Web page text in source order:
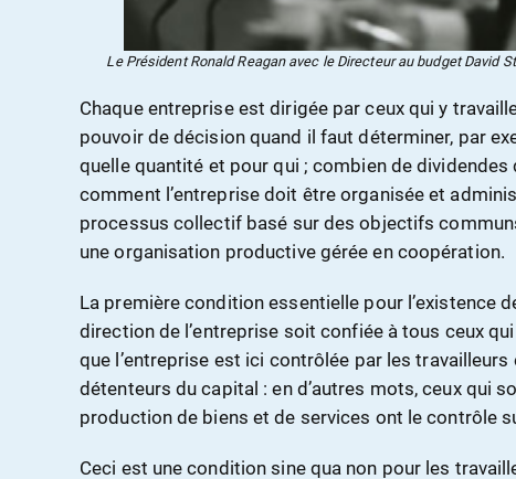
Le Président Ronald Reagan avec le Directeur au budget David
Chaque entreprise est dirigée par ceux qui y
pouvoir de décision quand il faut déterminer, par
quelle quantité et pour qui ; combien de
comment l’entreprise doit être organisée et
processus collectif basé sur des objectifs
une organisation productive gérée en coopération.
La première condition essentielle pour l’existence
direction de l’entreprise soit confiée à tous ceux
que l’entreprise est ici contrôlée par les travailleurs
détenteurs du capital : en d’autres mots, ceux qui
production de biens et de services ont le contrôle
Ceci est une condition sine qua non pour les